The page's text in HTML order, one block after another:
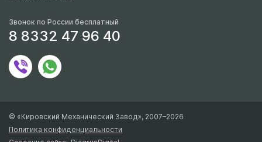
Звонок по России бесплатный
8 8332 47 96 40
© «Кировский Механический Завод», 2007–2026
Политика конфиденциальности